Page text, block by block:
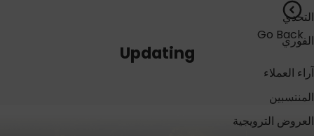
التحدي
الفوري
آراء العملاء
المنتسبين
العروض الترويجية
Go Back
Updating